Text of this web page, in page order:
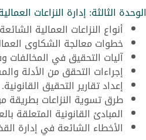
الوحدة الثالثة: إدارة النزاعات
أنواع النزاعات العمالية
خطوات معالجة الشكاوى
آليات التحقيق في المخالفات
إجراءات التحقق من الأدلة
إعداد تقارير التحقيق القانونية.
طرق تسوية النزاعات
المبادئ القانونية المتعلقة
الأخطاء الشائعة في إدارة